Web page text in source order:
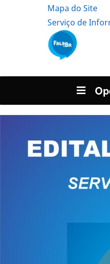
Mapa do Site
Serviço de